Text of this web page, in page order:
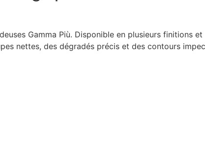
Gamma Più. Disponible en plusieurs finitions et
nettes, des dégradés précis et des contours